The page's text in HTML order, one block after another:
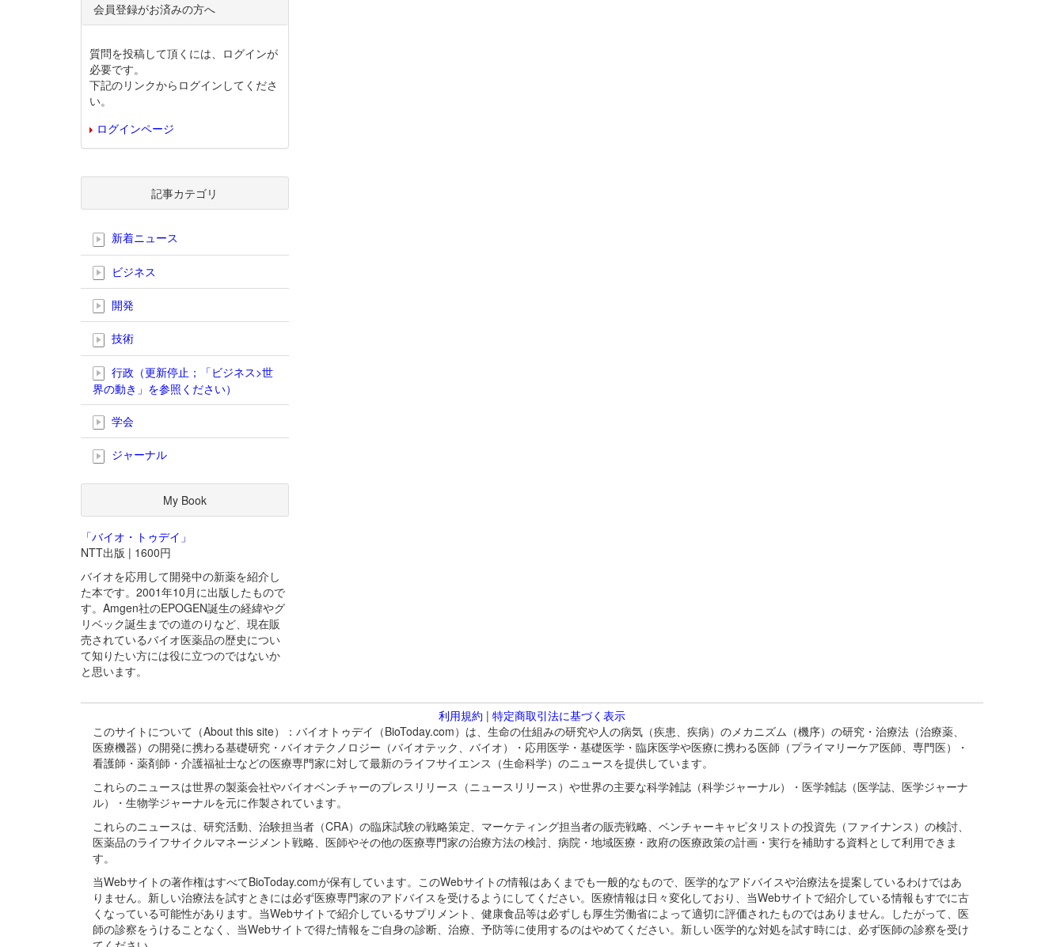
会員登録がお済みの方へ
質問を投稿して頂くには、ログインが
必要です。
下記のリンクからログインしてくださ
い。
ログインページ
記事カテゴリ
新着ニュース
ビジネス
開発
技術
行政（更新停止；「ビジネス>世
界の動き」を参照ください）
学会
ジャーナル
My Book
「バイオ・トゥデイ」
NTT出版 | 1600円
バイオを応用して開発中の新薬を紹介し
た本です。2001年10月に出版したもので
す。Amgen社のEPOGEN誕生の経緯やグ
リベック誕生までの道のりなど、現在販
売されているバイオ医薬品の歴史につい
て知りたい方には役に立つのではないか
と思います。
利用規約 | 特定商取引法に基づく表示
このサイトについて（About this site）：バイオトゥデイ（BioToday.com）は、生命の仕組みの研究や人の病気（疾患、疾病）のメカニズム（機序）の研究・治療法（治療薬、
医療機器）の開発に携わる基礎研究・バイオテクノロジー（バイオテック、バイオ）・応用医学・基礎医学・臨床医学や医療に携わる医師（プライマリーケア医師、専門医）・
看護師・薬剤師・介護福祉士などの医療専門家に対して最新のライフサイエンス（生命科学）のニュースを提供しています。
これらのニュースは世界の製薬会社やバイオベンチャーのプレスリリース（ニュースリリース）や世界の主要な科学雑誌（科学ジャーナル）・医学雑誌（医学誌、医学ジャーナ
ル）・生物学ジャーナルを元に作製されています。
これらのニュースは、研究活動、治験担当者（CRA）の臨床試験の戦略策定、マーケティング担当者の販売戦略、ベンチャーキャピタリストの投資先（ファイナンス）の検討、
医薬品のライフサイクルマネージメント戦略、医師やその他の医療専門家の治療方法の検討、病院・地域医療・政府の医療政策の計画・実行を補助する資料として利用できま
す。
当Webサイトの著作権はすべてBioToday.comが保有しています。このWebサイトの情報はあくまでも一般的なもので、医学的なアドバイスや治療法を提案しているわけではあ
りません。新しい治療法を試すときには必ず医療専門家のアドバイスを受けるようにしてください。医療情報は日々変化しており、当Webサイトで紹介している情報もすでに古
くなっている可能性があります。当Webサイトで紹介しているサプリメント、健康食品等は必ずしも厚生労働省によって適切に評価されたものではありません。したがって、医
師の診察をうけることなく、当Webサイトで得た情報をご自身の診断、治療、予防等に使用するのはやめてください。新しい医学的な対処を試す時には、必ず医師の診察を受け